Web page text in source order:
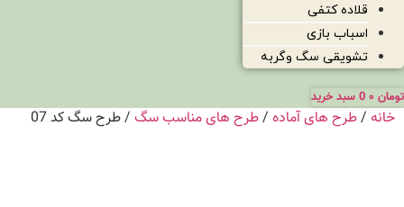
قلاده کتفی
اسباب بازی
تشویقی سگ وگربه
تومان 0 سبد خرید
خانه /طرح های آماده /طرح های مناسب سگ / طرح سگ کد 07